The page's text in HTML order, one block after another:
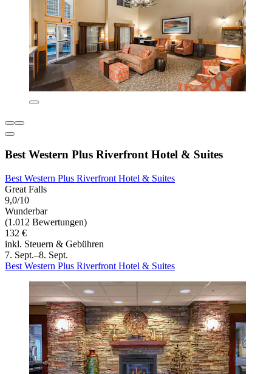
Best Western Plus Riverfront Hotel & Suites
Best Western Plus Riverfront Hotel & Suites
Great Falls
9,0/10
Wunderbar
(1.012 Bewertungen)
132 €
inkl. Steuern & Gebühren
7. Sept.–8. Sept.
Best Western Plus Riverfront Hotel & Suites